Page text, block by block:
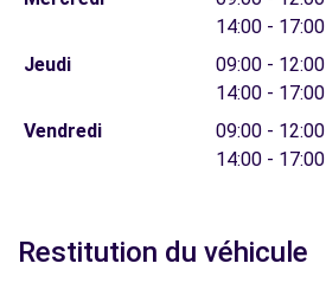
14:00 - 17:00
Jeudi
09:00 - 12:00
14:00 - 17:00
Vendredi
09:00 - 12:00
14:00 - 17:00
Restitution du véhicule